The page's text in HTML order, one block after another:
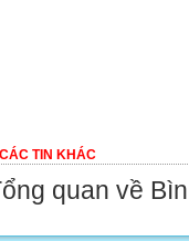
CÁC TIN KHÁC
quan về